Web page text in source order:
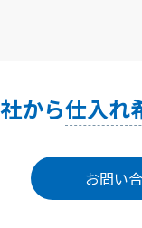
から仕入れ
お問い